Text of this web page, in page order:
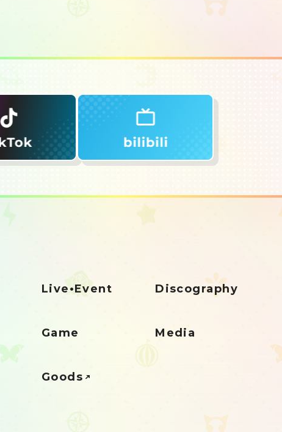
Live•Event Discography
Game Media
Goods